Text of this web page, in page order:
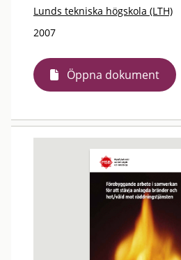
Lunds tekniska högskola (LTH)
2007
Öppna dokument